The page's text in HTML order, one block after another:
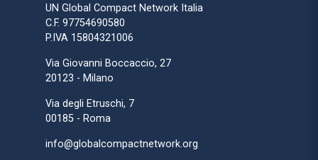
UN Global Compact Network Italia
C.F. 97754690580
P.IVA 15804321006
Via Giovanni Boccaccio, 27
20123 - Milano
Via degli Etruschi, 7
00185 - Roma
info@globalcompactnetwork.org